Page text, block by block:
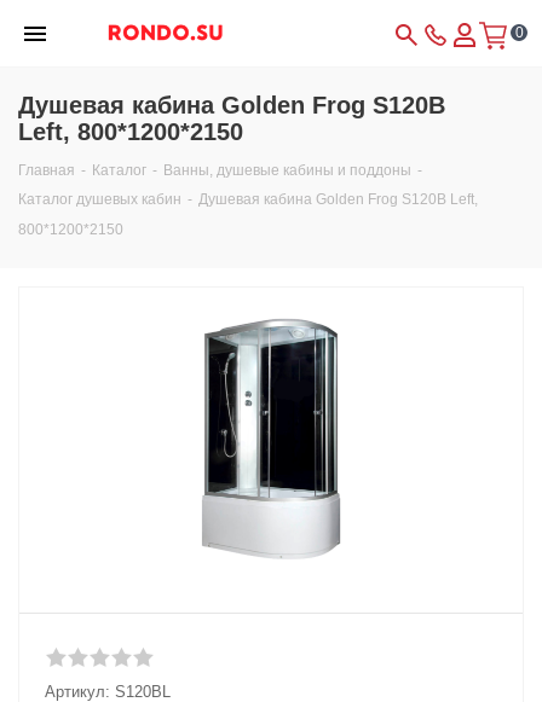
0
Душевая кабина Golden Frog S120B
Left, 800*1200*2150
Главная - Каталог - Ванны, душевые кабины и поддоны -
Каталог душевых кабин - Душевая кабина Golden Frog S120B Left,
800*1200*2150
Артикул: S120BL